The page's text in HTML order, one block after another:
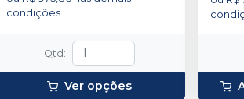
condições
Qtd :
Ver opções